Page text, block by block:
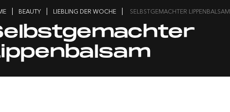
BEAUTY LIEBLING DER WOCHE SELBSTGEMACHTER LIPPENBALSAM